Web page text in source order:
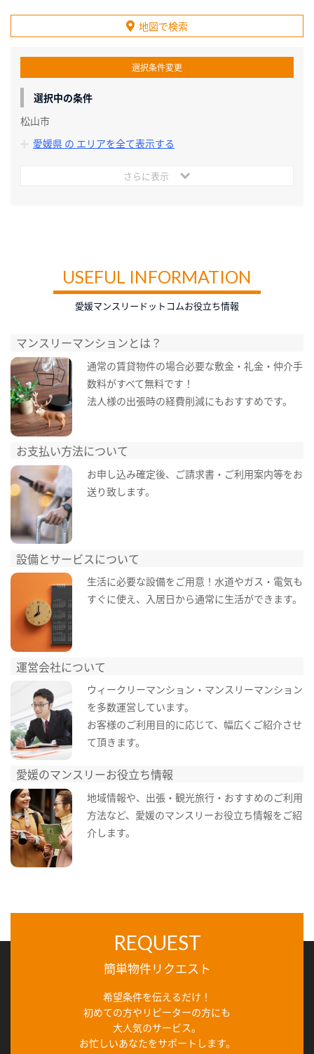
地図で検索
選択条件変更
選択中の条件
松山市
愛媛県 の エリアを全て表示する
さらに表示
USEFUL INFORMATION
愛媛マンスリードットコムお役立ち情報
マンスリーマンションとは？
通常の賃貸物件の場合必要な敷金・礼金・仲介手
数料がすべて無料です！
法人様の出張時の経費削減にもおすすめです。
お支払い方法について
お申し込み確定後、ご請求書・ご利用案内等をお
送り致します。
設備とサービスについて
生活に必要な設備をご用意！水道やガス・電気も
すぐに使え、入居日から通常に生活ができます。
運営会社について
ウィークリーマンション・マンスリーマンション
を多数運営しています。
お客様のご利用目的に応じて、幅広くご紹介させ
て頂きます。
愛媛のマンスリーお役立ち情報
地域情報や、出張・観光旅行・おすすめのご利用
方法など、愛媛のマンスリーお役立ち情報をご紹
介します。
REQUEST
簡単物件リクエスト
希望条件を伝えるだけ！
初めての方やリピーターの方にも
大人気のサービス。
お忙しいあなたをサポートします。